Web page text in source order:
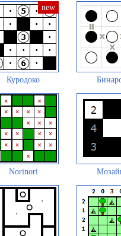
Куродоко
Norinori